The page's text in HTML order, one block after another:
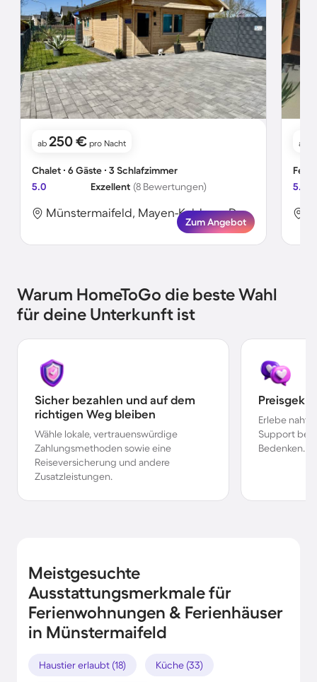
ab 250 € pro Nacht
Chalet ∙ 6 Gäste ∙ 3 Schlafzimmer
5.0
Exzellent (8 Bewertungen)
Münstermaifeld, Mayen-Koblenz, Deutschland
Zum Angebot
ab
5.0
Warum HomeToGo die beste Wahl
für deine Unterkunft ist
Sicher bezahlen und auf dem
richtigen Weg bleiben
Wähle lokale, vertrauenswürdige
Zahlungsmethoden sowie eine
Reiseversicherung und andere
Zusatzleistungen.
Erlebe
Support bei
Bedenken.
Meistgesuchte
Ausstattungsmerkmale für
Ferienwohnungen & Ferienhäuser
in Münstermaifeld
Haustier erlaubt (18) Küche (33)